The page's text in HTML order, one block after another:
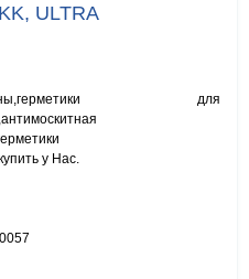
ULTRA
для
у Нас.